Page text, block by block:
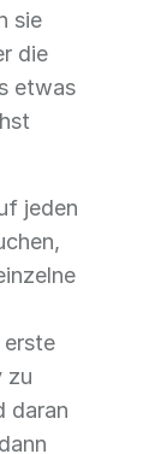
sie
die
etwas
jeden
zu
daran